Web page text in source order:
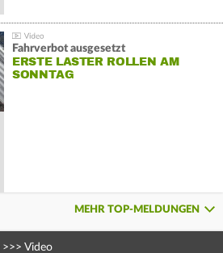
Fahrverbot ausgesetzt
ERSTE LASTER ROLLEN AM
SONNTAG
MEHR TOP-MELDUNGEN
>>> Video